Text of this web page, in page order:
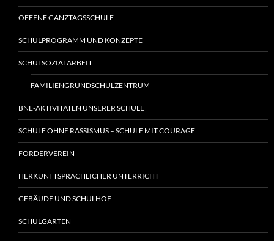
OFFENE GANZTAGSSCHULE
SCHULPROGRAMM UND KONZEPTE
SCHULSOZIALARBEIT
FAMILIENGRUNDSCHULZENTRUM
BNE-AKTIVITÄTEN UNSERER SCHULE
SCHULE OHNE RASSISMUS – SCHULE MIT COURAGE
FÖRDERVEREIN
HERKUNFTSPRACHLICHER UNTERRICHT
GEBÄUDE UND SCHULHOF
SCHULGARTEN